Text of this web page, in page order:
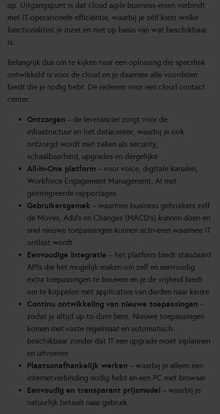
op. Uitgangspunt is dat cloud agile business-eisen verbindt
met IT-operationele efficiëntie, waarbij je zélf kiest welke
functionaliteit je inzet en niet op basis van wat beschikbaar
is.
Belangrijk dus om te kijken naar een oplossing die specifiek
ontwikkeld is voor de cloud en je daarmee alle voordelen
biedt die je nodig hebt. De redenen voor een cloud contact
center:
Ontzorgen – de leverancier zorgt voor de
infrastructuur en het datacenter, waarbij je ook
ontzorgd wordt met zaken als security,
schaalbaarheid, upgrades en dergelijke
All-in-One platform – voor voice, digitale kanalen,
Workforce Engagement Management, AI met
geïntegreerde rapportages
Gebruikersgemak – waarmee business gebruikers zelf
de Moves, Add’s en Changes (MACD’s) kunnen doen en
snel nieuwe toepassingen kunnen activeren waarmee IT
ontlast wordt
Eenvoudige integratie – het platform biedt standaard
API’s die het mogelijk maken om zelf en eenvoudig
extra toepassingen te bouwen en je de vrijheid biedt
om te koppelen met applicaties van derden naar keuze
Continu ontwikkeling van nieuwe toepassingen –
zodat je altijd up-to-date bent. Nieuwe toepassingen
komen met vaste regelmaat en automatisch
beschikbaar zonder dat IT een upgrade moet inplannen
en uitvoeren
Plaatsonafhankelijk werken – waarbij je alleen een
internetverbinding nodig hebt en een PC met browser
Eenvoudig en transparant prijsmodel – waarbij je
natuurlijk betaalt naar gebruik.